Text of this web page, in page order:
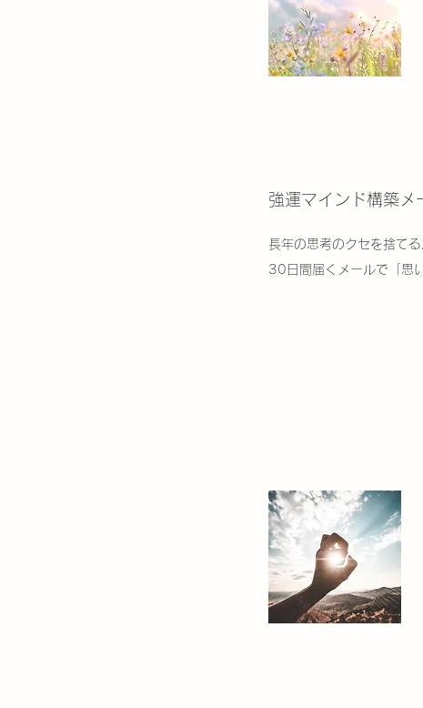
強運マインド構築メ
長年の思考のクセを捨て
30日間届くメールで「思